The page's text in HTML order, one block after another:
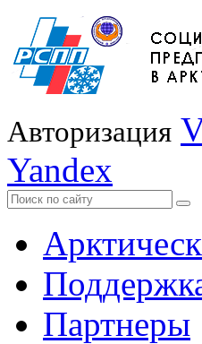
Авторизация
Yandex
Партнеры